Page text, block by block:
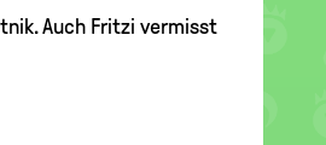
Auch Fritzi vermisst